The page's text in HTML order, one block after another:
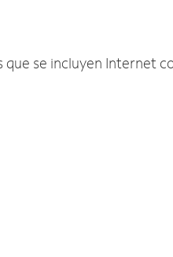
se incluyen Internet